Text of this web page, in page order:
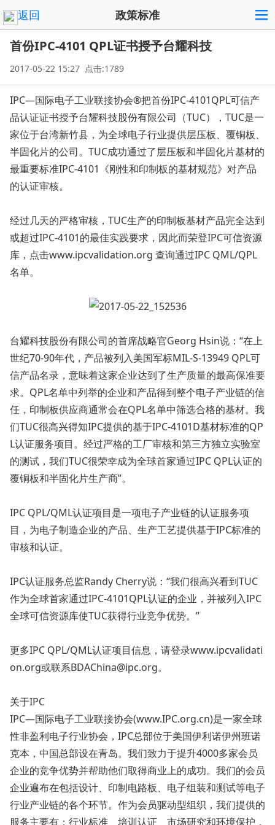
返回 政策标准
首份IPC-4101 QPL证书授予台耀科技
2017-05-22 15:27 点击:1789
IPC—国际电子工业联接协会®把首份IPC-4101QPL可信产
品认证证书授予台耀科技股份有限公司（TUC），TUC是一
家位于台湾新竹县，为全球电子行业提供层压板、覆铜板、
半固化片的公司。TUC成功通过了层压板和半固化片基材的
最重要标准IPC-4101《刚性和印制板的基材规范》对产品
的认证审核。
经过几天的严格审核，TUC生产的印制板基材产品完全达到
或超过IPC-4101的最佳实践要求，因此而荣登IPC可信资源
库，点击www.ipcvalidation.org 查询通过IPC QML/QPL
名单。
台耀科技股份有限公司的首席战略官Georg Hsin说：“在上
世纪70-90年代，产品被列入美国军标MIL-S-13949 QPL可
信产品名录，意味着这家企业达到了生产质量的最高保准要
求。QPL名单中列举的企业和产品得到整个电子产业链的信
任，印制板供应商通常会在QPL名单中筛选合格的基材。我
们TUC很高兴得知IPC提供的基于IPC-4101D基材标准的QP
L认证服务项目。经过严格的工厂审核和第三方独立实验室
的测试，我们TUC很荣幸成为全球首家通过IPC QPL认证的
覆铜板和半固化片生产商”。
IPC QPL/QML认证项目是一项电子产业链的认证服务项
目，为电子制造企业的产品、生产工艺提供基于IPC标准的
审核和认证。
IPC认证服务总监Randy Cherry说：“我们很高兴看到TUC
作为全球首家通过IPC-4101QPL认证的企业，并被列入IPC
全球可信资源库使TUC获得行业竞争优势。”
更多IPC QPL/QML认证项目信息，请登录www.ipcvalidati
on.org或联系BDAChina@ipc.org。
关于IPC
IPC—国际电子工业联接协会(www.IPC.org.cn)是一家全球
性非盈利电子行业协会，IPC总部位于美国伊利诺伊州班诺
克本，中国总部设在青岛。我们致力于提升4000多家会员
企业的竞争优势并帮助他们取得商业上的成功。我们的会员
企业遍布在包括设计、印制电路板、电子组装和测试等电子
行业产业链的各个环节。作为会员驱动型组织，我们提供的
服务主要有：行业标准、培训认证、市场研究和环境保护，